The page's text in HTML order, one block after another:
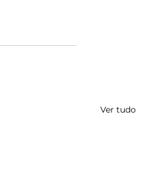
Ver tudo